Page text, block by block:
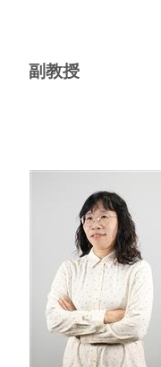
副教授